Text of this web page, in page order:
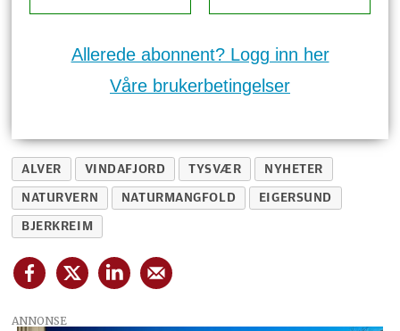
Allerede abonnent? Logg inn her
Våre brukerbetingelser
ALVER VINDAFJORD TYSVÆR NYHETER
NATURVERN NATURMANGFOLD EIGERSUND
BJERKREIM
ANNONSE